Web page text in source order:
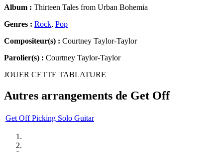
Album : Thirteen Tales from Urban Bohemia
Genres : Rock, Pop
Compositeur(s) : Courtney Taylor-Taylor
Parolier(s) : Courtney Taylor-Taylor
JOUER CETTE TABLATURE
Autres arrangements de Get Off
Get Off Picking Solo Guitar